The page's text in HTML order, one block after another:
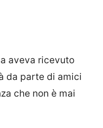
aveva ricevuto
da parte di amici
che non è mai